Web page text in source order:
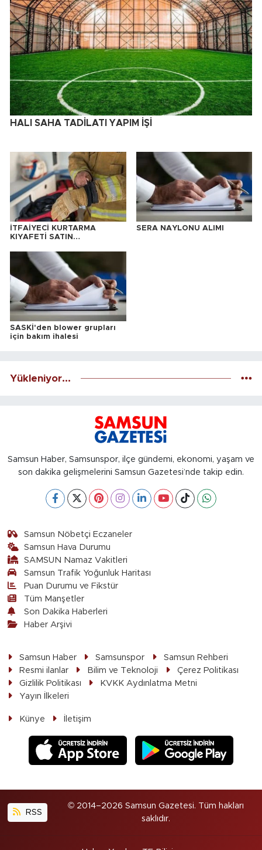
HALI SAHA TADİLATI YAPIM İŞİ
İTFAİYECİ KURTARMA
KIYAFETİ SATIN
SERA NAYLONU ALIMI
SASKİ'den blower grupları
için bakım ihalesi
Yükleniyor...
Samsun Haber, Samsunspor, ilçe gündemi, ekonomi, yaşam ve
son dakika gelişmelerini Samsun Gazetesi’nde takip edin.
Samsun Nöbetçi Eczaneler
Samsun Hava Durumu
SAMSUN Namaz Vakitleri
Samsun Trafik Yoğunluk Haritası
Puan Durumu ve Fikstür
Tüm Manşetler
Son Dakika Haberleri
Haber Arşivi
Samsun Haber Samsunspor
Samsun Rehberi
Resmi ilanlar
Bilim ve Teknoloji
Çerez Politikası
Gizlilik Politikası
KVKK Aydınlatma Metni
Yayın İlkeleri
Künye İletişim
RSS
© 2014–2026 Samsun Gazetesi. Tüm hakları
saklıdır.